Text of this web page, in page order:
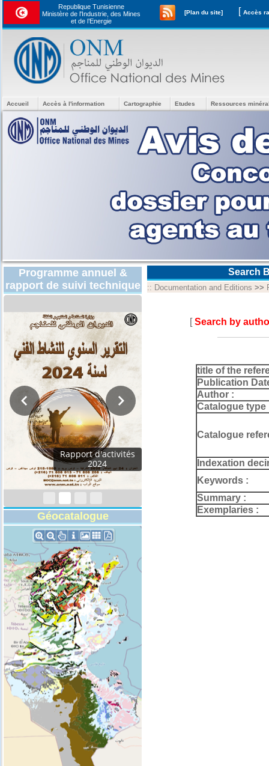
Republique Tunisienne
Ministère de l'Industrie, des Mines
et de l’Energie
[Plan du site] [
Accueil Accès à l'information Cartographie Etudes Ressources
Programme annuel &
rapport de suivi technique
Programmes
Techniques 2026
Géocatalogue
Search
:: Documentation and Editions >>
[Search by
title of the
Publication
Author :
Catalogue type
Catalogue
Indexation
Keywords :
Summary :
Exemplaries :